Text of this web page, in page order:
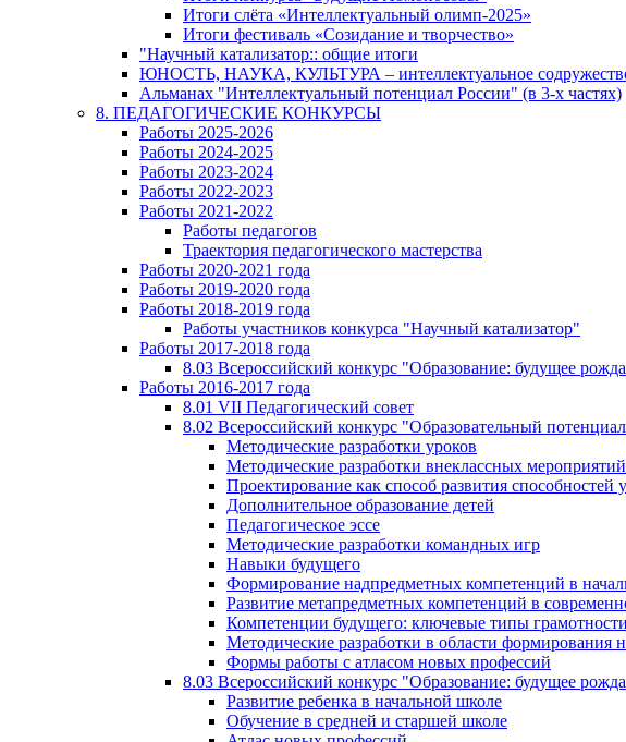
Итоги слёта «Интеллектуальный олимп-2025»
Итоги фестиваль «Созидание и творчество»
"Научный катализатор:: общие итоги
ЮНОСТЬ, НАУКА, КУЛЬТУРА – интеллектуальное
Альманах "Интеллектуальный потенциал России" (в 3-х частях)
8. ПЕДАГОГИЧЕСКИЕ КОНКУРСЫ
Работы 2025-2026
Работы 2024-2025
Работы 2023-2024
Работы 2022-2023
Работы 2021-2022
Работы педагогов
Траектория педагогического мастерства
Работы 2020-2021 года
Работы 2019-2020 года
Работы 2018-2019 года
Работы участников конкурса "Научный катализатор"
Работы 2017-2018 года
8.03 Всероссийский конкурс "Образование: будущее
Работы 2016-2017 года
8.01 VII Педагогический совет
8.02 Всероссийский конкурс "Образовательный
Методические разработки уроков
Методические разработки внеклассных мероприятий
Проектирование как способ развития
Дополнительное образование детей
Педагогическое эссе
Методические разработки командных игр
Навыки будущего
Формирование надпредметных компетенций в
Развитие метапредметных компетенций в
Компетенции будущего: ключевые типы
Методические разработки в области формирования
Формы работы с атласом новых профессий
8.03 Всероссийский конкурс "Образование: будущее
Развитие ребенка в начальной школе
Обучение в средней и старшей школе